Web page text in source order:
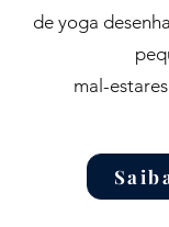
de yoga
mal-